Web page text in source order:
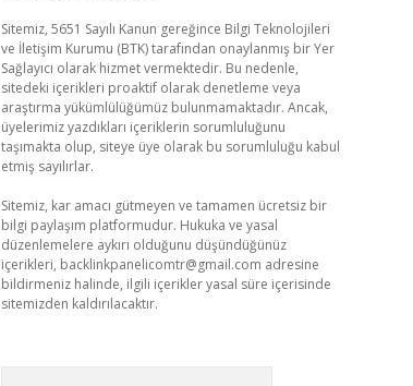
Sitemiz, 5651 Sayılı Kanun gereğince Bilgi Teknolojileri
ve İletişim Kurumu (BTK) tarafından onaylanmış bir Yer
Sağlayıcı olarak hizmet vermektedir. Bu nedenle,
sitedeki içerikleri proaktif olarak denetleme veya
araştırma yükümlülüğümüz bulunmamaktadır. Ancak,
üyelerimiz yazdıkları içeriklerin sorumluluğunu
taşımakta olup, siteye üye olarak bu sorumluluğu kabul
etmiş sayılırlar.
Sitemiz, kar amacı gütmeyen ve tamamen ücretsiz bir
bilgi paylaşım platformudur. Hukuka ve yasal
düzenlemelere aykırı olduğunu düşündüğünüz
içerikleri, backlinkpanelicomtr@gmail.com adresine
bildirmeniz halinde, ilgili içerikler yasal süre içerisinde
sitemizden kaldırılacaktır.